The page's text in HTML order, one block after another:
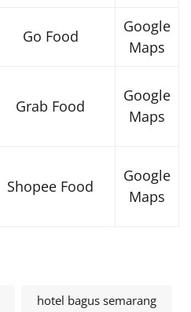
Go Food
Google
Maps
Grab Food
Google
Maps
Shopee Food
Google
Maps
hotel bagus semarang